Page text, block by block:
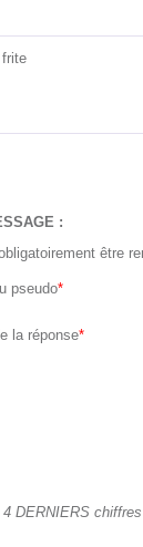
:
être
pseudo*
la réponse*
DERNIERS